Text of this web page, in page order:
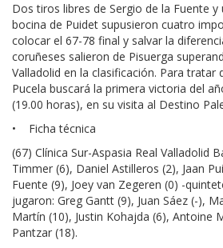
Dos tiros libres de Sergio de la Fuente
bocina de Puidet supusieron cuatro
colocar el 67-78 final y salvar la
coruñeses salieron de Pisuerga
Valladolid en la clasificación. Para tratar
Pucela buscará la primera victoria del
(19.00 horas), en su visita al Destino
• Ficha técnica
(67) Clínica Sur-Aspasia Real Valladolid
Timmer (6), Daniel Astilleros (2), Jaan
Fuente (9), Joey van Zegeren (0) -
jugaron: Greg Gantt (9), Juan Sáez (-),
Martín (10), Justin Kohajda (6), Antoine
Pantzar (18).